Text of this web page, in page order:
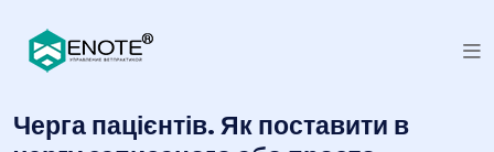
Черга пацієнтів. Як поставити в